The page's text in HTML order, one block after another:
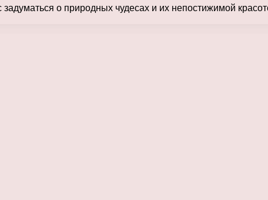
о природных чудесах и их непостижимой